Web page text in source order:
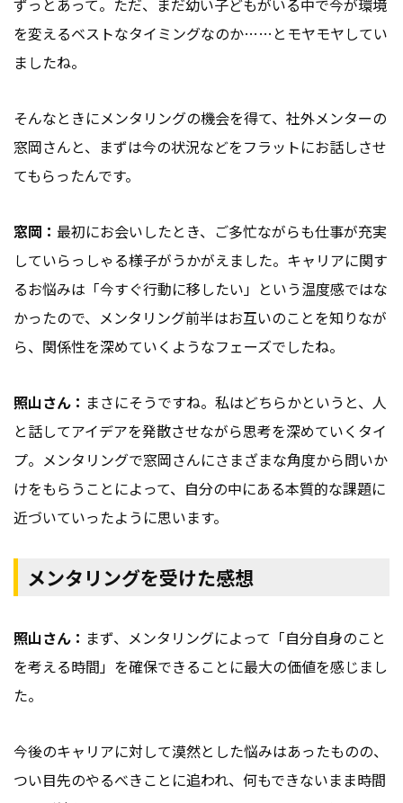
ずっとあって。ただ、まだ幼い子どもがいる中で今が環境
を変えるベストなタイミングなのか……とモヤモヤしてい
ましたね。
そんなときにメンタリングの機会を得て、社外メンターの
窓岡さんと、まずは今の状況などをフラットにお話しさせ
てもらったんです。
窓岡： 最初にお会いしたとき、ご多忙ながらも仕事が充実
していらっしゃる様子がうかがえました。キャリアに関す
るお悩みは「今すぐ行動に移したい」という温度感ではな
かったので、メンタリング前半はお互いのことを知りなが
ら、関係性を深めていくようなフェーズでしたね。
照山さん： まさにそうですね。私はどちらかというと、人
と話してアイデアを発散させながら思考を深めていくタイ
プ。メンタリングで窓岡さんにさまざまな角度から問いか
けをもらうことによって、自分の中にある本質的な課題に
近づいていったように思います。
メンタリングを受けた感想
照山さん： まず、メンタリングによって「自分自身のこと
を考える時間」を確保できることに最大の価値を感じまし
た。
今後のキャリアに対して漠然とした悩みはあったものの、
つい目先のやるべきことに追われ、何もできないまま時間